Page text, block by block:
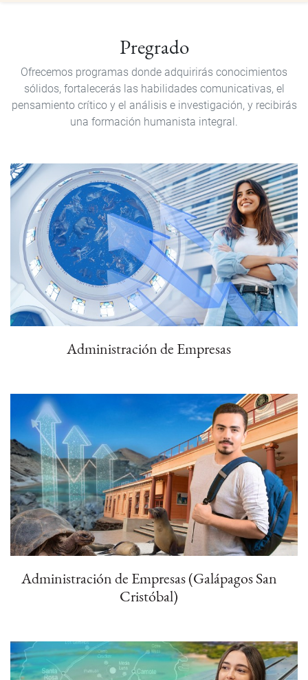
Pregrado
Ofrecemos programas donde adquirirás conocimientos
sólidos, fortalecerás las habilidades comunicativas, el
pensamiento crítico y el análisis e investigación, y recibirás
una formación humanista integral.
Administración de Empresas
Administración de Empresas (Galápagos San
Cristóbal)